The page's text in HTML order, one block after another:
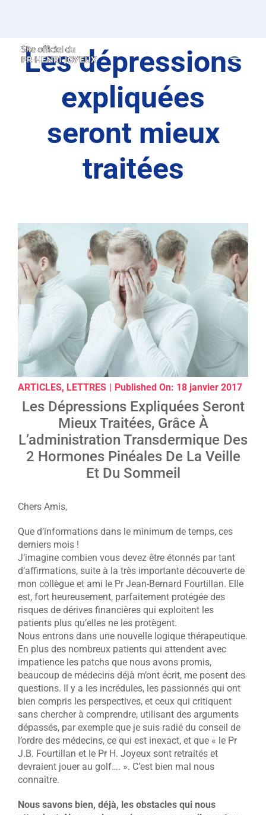
Les dépressions
expliquées
seront mieux
traitées
ARTICLES, LETTRES Published On: 18 janvier 2017
Les Dépressions Expliquées Seront
Mieux Traitées, Grâce À
L’administration Transdermique Des
2 Hormones Pinéales De La Veille
Et Du Sommeil
Chers Amis,
Que d’informations dans le minimum de temps, ces
derniers mois !
J’imagine combien vous devez être étonnés par tant
d’affirmations, suite à la très importante découverte de
mon collègue et ami le Pr Jean-Bernard Fourtillan. Elle
est, fort heureusement, parfaitement protégée des
risques de dérives financières qui exploitent les
patients plus qu’elles ne les protègent.
Nous entrons dans une nouvelle logique thérapeutique.
En plus des nombreux patients qui attendent avec
impatience les patchs que nous avons promis,
beaucoup de médecins déjà m’ont écrit, me posent des
questions. Il y a les incrédules, les passionnés qui ont
bien compris les perspectives, et ceux qui critiquent
sans chercher à comprendre, utilisant des arguments
dépassés, par exemple que je suis radié du conseil de
l’ordre des médecins, ce qui est inexact, et que « le Pr
J.B. Fourtillan et le Pr H. Joyeux sont retraités et
devraient jouer au golf…. ». C’est bien mal nous
connaître.
Nous savons bien, déjà, les obstacles qui nous